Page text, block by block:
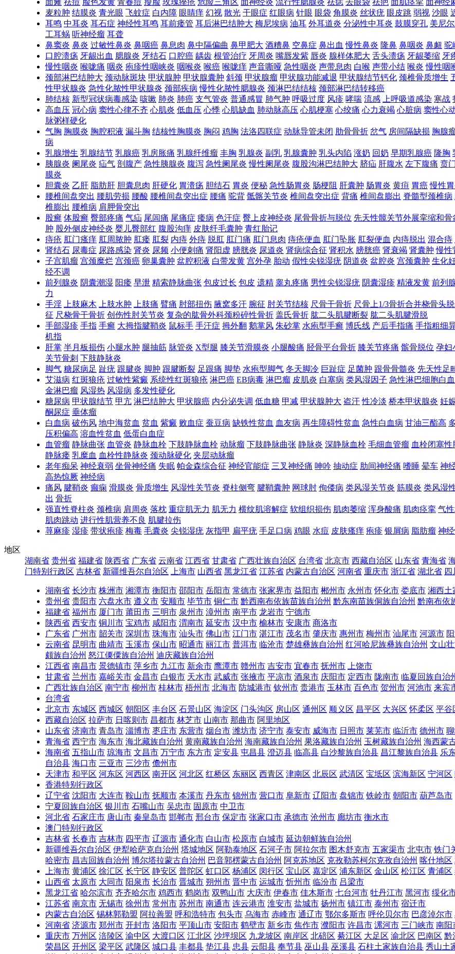
面瘫 祛痘 脸色发黄 青春痘 瘦脸 玫瑰痤疮 危险三角区 面神经炎 流行性腮腺炎 祛痣 去眼袋 祛疤 面肌痉挛 面神经
麦粒肿 结膜炎 青光眼 飞蚊症 白内障 眼睛痒 幻视 散光 干眼症 红眼病 针眼 眼袋 角膜炎 丝状疣 眼皮跳 弱视 沙眼
耳鸣 中耳炎 耳石症 神经性耳鸣 耳前瘘管 耳后淋巴结肿大 梅尼埃病 油耳 外耳道炎 分泌性中耳炎 鼓膜穿孔 美尼
工耳蜗 听神经瘤 耳聋
鼻窦炎 鼻炎 过敏性鼻炎 鼻咽癌 鼻息肉 鼻中隔偏曲 鼻甲肥大 酒糟鼻 空鼻症 鼻出血 慢性鼻炎 隆鼻 鼻咽炎 鼻衄 驼
口腔溃疡 牙龈出血 腮腺炎 牙结石 口腔癌 龋齿 根管治疗 牙周炎 嘴唇发紫 唇炎 腺样体肥大 舌头溃疡 牙龈萎缩 牙
慢性咽炎 喉咙痛 咽炎 疱疹性咽峡炎 咽喉炎 喉癌 喉咙痒 声音嘶哑 急性咽炎 声带息肉 白喉 声带小结 喉炎 慢性咽
颈部淋巴结肿大 颈动脉斑块 甲状腺肿 甲状腺囊肿 斜颈 甲状腺瘤 甲状腺功能减退 甲状腺结节钙化 颈椎骨质增生
性甲状腺炎 急性化脓性甲状腺炎 颈部疾病 慢性化脓性腮腺炎 颈淋巴结结核 颈部淋巴结转移癌
肺结核 新型冠状病毒感染 咳嗽 肺炎 肺癌 支气管炎 普通感冒 肺气肿 呼吸过度 风疹 哮喘 流感 上呼吸道感染 寒战
高血压 冠心病 窦性心律不齐 心肌炎 低血压 心悸 心肌缺血 肺动脉高压 心肌梗塞 心绞痛 心力衰竭 心脏病 窦性心
脉粥样硬化
气胸 胸膜炎 胸腔积液 漏斗胸 结核性胸膜炎 胸闷 鸡胸 法洛四联症 动脉导管未闭 肋骨骨折 岔气 房间隔缺损 胸腺
病
乳腺增生 乳腺结节 乳腺癌 乳房胀痛 乳腺纤维瘤 丰胸 乳腺炎 副乳 乳腺囊肿 乳头内陷 涨奶 回奶 早期乳腺癌 隆胸
胰腺炎 阑尾炎 疝气 剖腹产 急性胰腺炎 腹泻 急性阑尾炎 慢性阑尾炎 腹股沟淋巴结肿大 脐疝 肝腹水 左下腹痛 贲
膜炎
胆囊炎 乙肝 脂肪肝 胆囊息肉 肝硬化 胃溃疡 胆结石 胃炎 便秘 急性肠胃炎 肠梗阻 肝囊肿 肠胃炎 黄疸 胃癌 慢性
腰椎间盘突出 腰肌劳损 腰酸 腰椎间盘突出症 腰痛 驼背 骶髂关节炎 椎间盘突出症 背痛 椎间盘膨出 脊髓型颈椎病
椎膨出 腰椎病 肩胛骨突出
股癣 体股癣 臀部疼痛 气疝 尾闾痛 尾痛症 痿病 色汗症 臀上皮神经炎 尾骨骨折与脱位 先天性髋关节外展挛缩和骨
肿 股外侧皮神经炎 婴儿臀部红 腹股沟痒 皮肤纤毛囊肿 青红胎记
痔疮 肛门瘙痒 肛周脓肿 肛瘘 肛裂 内痔 外痔 脱肛 肛门痛 肛门息肉 痔疮便血 肛门坠胀 肛裂便血 内痔脱出 混合痔
肾结石 尿毒症 尿路感染 肾炎 尿频 小便刺痛 肾阳虚 膀胱炎 尿道炎 肾病综合征 肾积水 膀胱癌 肾衰竭 肾囊肿 慢性
子宫肌瘤 宫颈糜烂 宫颈癌 卵巢囊肿 盆腔积液 白带发黄 宫外孕 胎动 假性尖锐湿疣 阴道炎 盆腔炎 宫颈囊肿 生化
经不调
前列腺炎 阴囊潮湿 阳痿 早泄 精索静脉曲张 包皮过长 包皮 遗精 睾丸疼痛 男性尖锐湿疣 阴囊湿疹 精液发黄 前列
力
手淫 上肢麻木 上肢水肿 上肢痛 臂痛 肘部扭伤 腋窝多汗 腕征 肘关节结核 尺骨干骨折 尺骨上1/3骨折合并桡骨头
征 尺桡骨干骨折 创伤性肘关节炎 复杂的肱骨外科颈粉碎性骨折 盖氏骨折 肱二头肌腱断裂 肱二头肌腱滑脱
手部湿疹 手指 手癣 大拇指腱鞘炎 鼠标手 手汗症 拇外翻 鹅掌风 朱砂掌 水疱型手癣 博氏线 产后手指痛 手指粗细
机指
肝掌 半月板损伤 小腿水肿 腿抽筋 脉管炎 X型腿 膝关节滑膜炎 小腿酸痛 胫骨平台骨折 膝关节疼痛 髌骨脱位 孕妇
关节骨刺 下肢静脉炎
脚气 糖尿病足 趾疣 跟腱炎 脚肿 跟腱断裂 足跟痛 脚垫 水疱型脚气 冬天脚冷 巨趾症 足菌肿 跟骨骨髓炎 先天性足
艾滋病 红斑狼疮 过敏性紫癜 系统性红斑狼疮 淋巴癌 EB病毒 淋巴瘤 皮肌炎 白塞病 类风湿因子 急性淋巴细胞白
金淋巴瘤 风湿热 风湿病 多发性硬化
糖尿病 甲状腺结节 甲亢 淋巴结肿大 甲状腺癌 内分泌失调 低血糖 甲减 甲状腺肿大 盗汗 性冷淡 桥本甲状腺炎 妊
酮尿症 垂体瘤
白血病 破伤风 地中海贫血 贫血 紫癜 败血症 蚕豆病 缺铁性贫血 血友病 再生障碍性贫血 急性白血病 甘油三酯高
压积偏高 溶血性贫血 低蛋白血症
血管瘤 静脉曲张 血管炎 静脉血栓 下肢静脉血栓 动脉瘤 下肢静脉曲张 静脉炎 深静脉血栓 毛细血管瘤 血栓闭塞性
静脉瘘 乳糜血 血栓性静脉炎 颈动脉硬化 夹层动脉瘤
老年痴呆 神经衰弱 坐骨神经痛 失眠 帕金森综合征 神经官能症 三叉神经痛 呻吟 抽动症 肋间神经痛 嗜睡 晕车 神
高热惊厥 神经病
痛风 腱鞘炎 癫痫 滑膜炎 骨质增生 风湿性关节炎 脊柱侧弯 腱鞘囊肿 网球肘 佝偻病 类风湿关节炎 筋膜炎 类风湿
出 骨折
强直性脊柱炎 颈椎病 肩周炎 落枕 重症肌无力 肌无力 横纹肌溶解症 软组织损伤 肌肉萎缩 浑身酸痛 肌肉痉挛 气
肌肉跳动 进行性肌营养不良 肌腱拉伤
荨麻疹 湿疹 带状疱疹 梅毒 毛囊炎 尖锐湿疣 灰指甲 扁平疣 手足口病 鸡眼 水痘 皮肤瘙痒 疱疹 银屑病 脂肪瘤 神
地区
湖南省 贵州省 福建省 陕西省 广东省 云南省 江西省 甘肃省 广西壮族自治区 台湾省 北京市 西藏自治区 山东省 青海省
门特别行政区 吉林省 新疆维吾尔自治区 上海市 山西省 黑龙江省 江苏省 内蒙古自治区 河南省 重庆市 浙江省 湖北省 四
湖南省 长沙市 株洲市 湘潭市 衡阳市 邵阳市 岳阳市 常德市 张家界市 益阳市 郴州市 永州市 怀化市 娄底市 湘西土
贵州省 贵阳市 六盘水市 遵义市 安顺市 毕节市 铜仁市 黔西南布依族苗族自治州 黔东南苗族侗族自治州 黔南布依
福建省 福州市 厦门市 莆田市 三明市 泉州市 漳州市 南平市 龙岩市 宁德市
陕西省 西安市 铜川市 宝鸡市 咸阳市 渭南市 延安市 汉中市 榆林市 安康市 商洛市
广东省 广州市 韶关市 深圳市 珠海市 汕头市 佛山市 江门市 湛江市 茂名市 肇庆市 惠州市 梅州市 汕尾市 河源市
云南省 昆明市 曲靖市 玉溪市 保山市 昭通市 丽江市 普洱市 临沧市 楚雄彝族自治州 红河哈尼族彝族自治州 文山
颇族自治州 怒江傈僳族自治州 迪庆藏族自治州
江西省 南昌市 景德镇市 萍乡市 九江市 新余市 鹰潭市 赣州市 吉安市 宜春市 抚州市 上饶市
甘肃省 兰州市 嘉峪关市 金昌市 白银市 天水市 武威市 张掖市 平凉市 酒泉市 庆阳市 定西市 陇南市 临夏回族自治
广西壮族自治区 南宁市 柳州市 桂林市 梧州市 北海市 防城港市 钦州市 贵港市 玉林市 百色市 贺州市 河池市 来宾
台湾省
北京市 东城区 西城区 朝阳区 丰台区 石景山区 海淀区 门头沟区 房山区 通州区 顺义区 昌平区 大兴区 怀柔区 平谷
西藏自治区 拉萨市 日喀则市 昌都市 林芝市 山南市 那曲市 阿里地区
山东省 济南市 青岛市 淄博市 枣庄市 东营市 烟台市 潍坊市 济宁市 泰安市 威海市 日照市 莱芜市 临沂市 德州市
青海省 西宁市 海东市 海北藏族自治州 黄南藏族自治州 海南藏族自治州 果洛藏族自治州 玉树藏族自治州 海西蒙
海南省 五指山市 琼海市 文昌市 万宁市 东方市 定安县 屯昌县 澄迈县 临高县 白沙黎族自治县 昌江黎族自治县 乐
自治县 海口市 三亚市 三沙市 儋州市
天津市 和平区 河东区 河西区 南开区 河北区 红桥区 东丽区 西青区 津南区 北辰区 武清区 宝坻区 滨海新区 宁河区
香港特别行政区
辽宁省 沈阳市 大连市 鞍山市 抚顺市 本溪市 丹东市 锦州市 营口市 阜新市 辽阳市 盘锦市 铁岭市 朝阳市 葫芦岛市
宁夏回族自治区 银川市 石嘴山市 吴忠市 固原市 中卫市
河北省 石家庄市 唐山市 秦皇岛市 邯郸市 邢台市 保定市 张家口市 承德市 沧州市 廊坊市 衡水市
澳门特别行政区
吉林省 长春市 吉林市 四平市 辽源市 通化市 白山市 松原市 白城市 延边朝鲜族自治州
新疆维吾尔自治区 伊犁哈萨克自治州 塔城地区 阿勒泰地区 石河子市 阿拉尔市 图木舒克市 五家渠市 北屯市 铁门
哈密市 昌吉回族自治州 博尔塔拉蒙古自治州 巴音郭楞蒙古自治州 阿克苏地区 克孜勒苏柯尔克孜自治州 喀什地区
上海市 黄浦区 徐汇区 长宁区 静安区 普陀区 虹口区 杨浦区 闵行区 宝山区 嘉定区 浦东新区 金山区 松江区 青浦区
山西省 太原市 大同市 阳泉市 长治市 晋城市 朔州市 晋中市 运城市 忻州市 临汾市 吕梁市
黑龙江省 哈尔滨市 齐齐哈尔市 鸡西市 鹤岗市 双鸭山市 大庆市 伊春市 佳木斯市 七台河市 牡丹江市 黑河市 绥化
江苏省 南京市 无锡市 徐州市 常州市 苏州市 南通市 连云港市 淮安市 盐城市 扬州市 镇江市 泰州市 宿迁市
内蒙古自治区 锡林郭勒盟 阿拉善盟 呼和浩特市 包头市 乌海市 赤峰市 通辽市 鄂尔多斯市 呼伦贝尔市 巴彦淖尔市
河南省 济源市 郑州市 开封市 洛阳市 平顶山市 安阳市 鹤壁市 新乡市 焦作市 濮阳市 许昌市 漯河市 三门峡市 南阳
重庆市 万州区 涪陵区 渝中区 大渡口区 江北区 沙坪坝区 九龙坡区 南岸区 北碚区 綦江区 大足区 渝北区 巴南区 黔
荣昌区 开州区 梁平区 武隆区 城口县 丰都县 垫江县 忠县 云阳县 奉节县 巫山县 巫溪县 石柱土家族自治县 秀山土